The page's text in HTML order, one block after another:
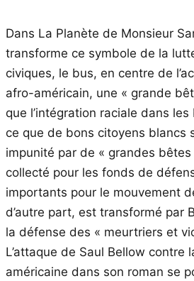
Dans La Planète de Monsieur
transforme ce symbole de la
civiques, le bus, en centre de
afro-américain, une « grande
que l’intégration raciale dans les
ce que de bons citoyens blancs
impunité par de « grandes bêtes
collecté pour les fonds de
importants pour le mouvement
d’autre part, est transformé par
la défense des « meurtriers et
L’attaque de Saul Bellow contre
américaine dans son roman se